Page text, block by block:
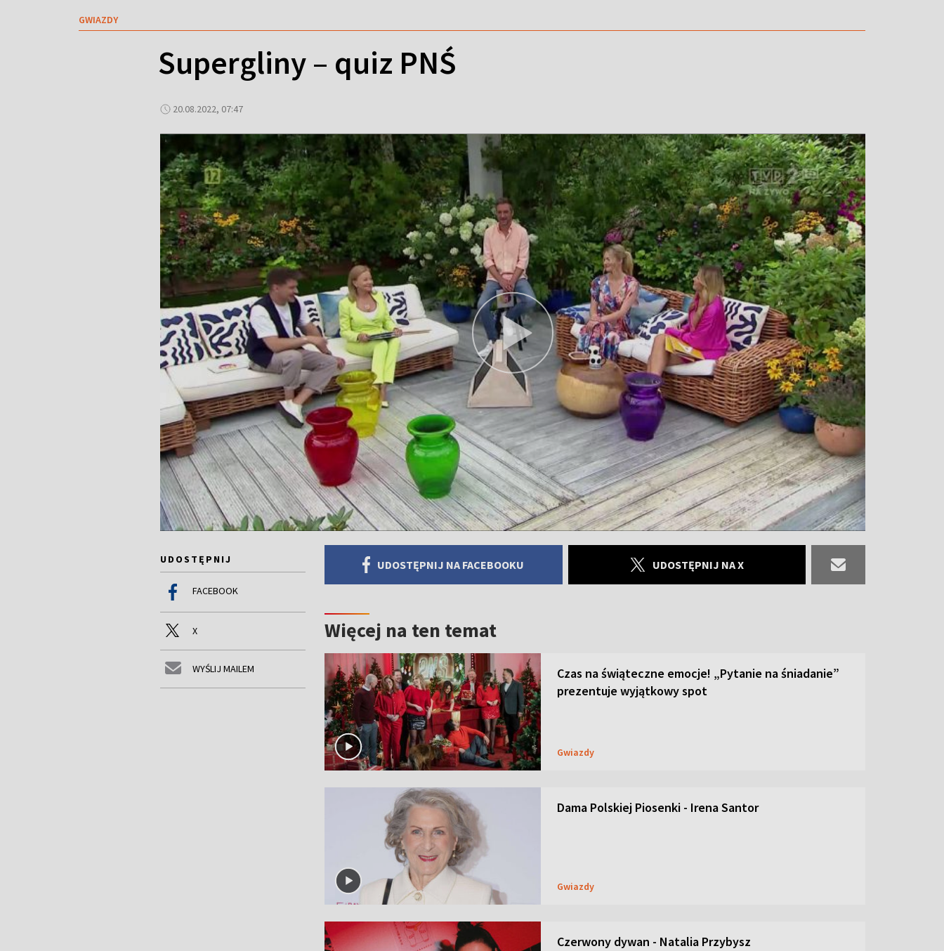
GWIAZDY
Supergliny – quiz PNŚ
20.08.2022, 07:47
UDOSTĘPNIJ
FACEBOOK
X
WYŚLIJ MAILEM
UDOSTĘPNIJ NA FACEBOOKU UDOSTĘPNIJ NA X
Więcej na ten temat
Czas na świąteczne emocje! „Pytanie na śniadanie”
prezentuje wyjątkowy spot
Gwiazdy
Dama Polskiej Piosenki - Irena Santor
Gwiazdy
Czerwony dywan - Natalia Przybysz